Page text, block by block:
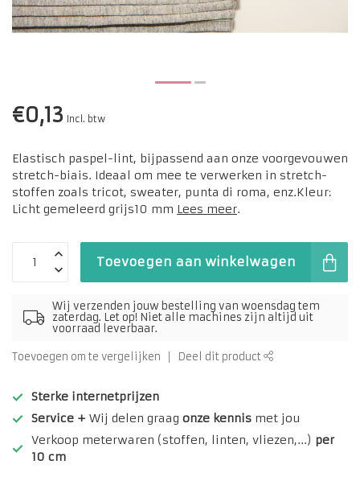
€0,13 Incl. btw
Elastisch paspel-lint, bijpassend aan onze voorgevouwen
stretch-biais. Ideaal om mee te verwerken in stretch-
stoffen zoals tricot, sweater, punta di roma, enz.Kleur:
Licht gemeleerd grijs10 mm Lees meer.
Toevoegen aan winkelwagen
Wij verzenden jouw bestelling van woensdag tem
zaterdag. Let op! Niet alle machines zijn altijd uit
voorraad leverbaar.
Toevoegen om te vergelijken Deel dit product
Sterke internetprijzen
Service + Wij delen graag onze kennis met jou
Verkoop meterwaren (stoffen, linten, vliezen,...) per
10 cm